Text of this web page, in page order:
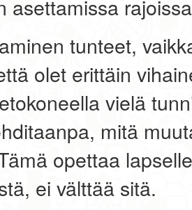
asettamissa
tunteet,
olet erittäin
vielä
mitä
opettaa
ei välttää sitä.